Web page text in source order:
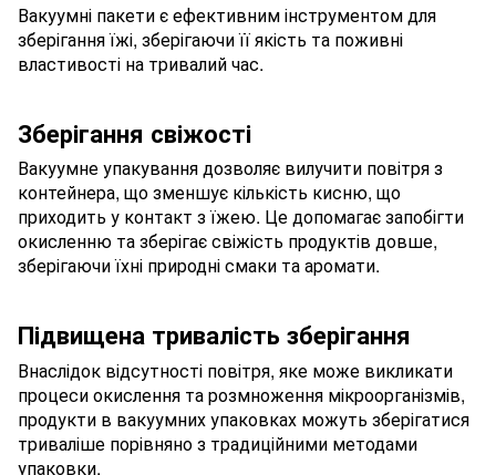
Вакуумні пакети є ефективним інструментом для
зберігання їжі, зберігаючи її якість та поживні
властивості на тривалий час.
Зберігання свіжості
Вакуумне упакування дозволяє вилучити повітря з
контейнера, що зменшує кількість кисню, що
приходить у контакт з їжею. Це допомагає запобігти
окисленню та зберігає свіжість продуктів довше,
зберігаючи їхні природні смаки та аромати.
Підвищена тривалість зберігання
Внаслідок відсутності повітря, яке може викликати
процеси окислення та розмноження мікроорганізмів,
продукти в вакуумних упаковках можуть зберігатися
триваліше порівняно з традиційними методами
упаковки.